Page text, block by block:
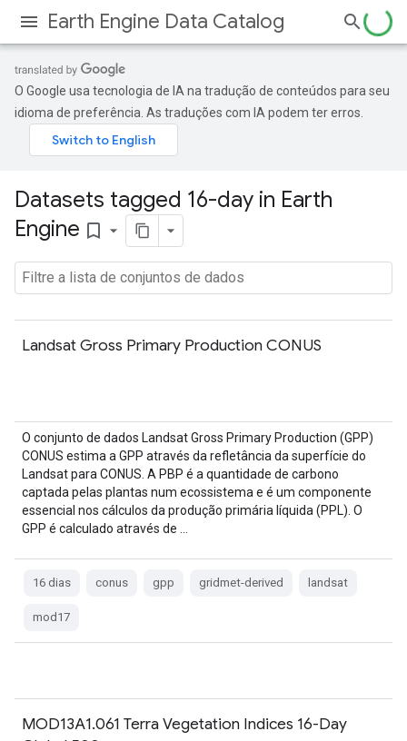
Earth Engine Data Catalog
O Google usa tecnologia de IA na tradução de conteúdos para seu
idioma de preferência. As traduções com IA podem ter erros.
Datasets tagged 16-day in Earth
Engine bookmark_border
Landsat Gross Primary Production CONUS
O conjunto de dados Landsat Gross Primary Production (GPP)
CONUS estima a GPP através da refletância da superfície do
Landsat para CONUS. A PBP é a quantidade de carbono
captada pelas plantas num ecossistema e é um componente
essencial nos cálculos da produção primária líquida (PPL). O
GPP é calculado através de …
16 dias conus gpp gridmet-derived landsat
mod17
MOD13A1.061 Terra Vegetation Indices 16-Day